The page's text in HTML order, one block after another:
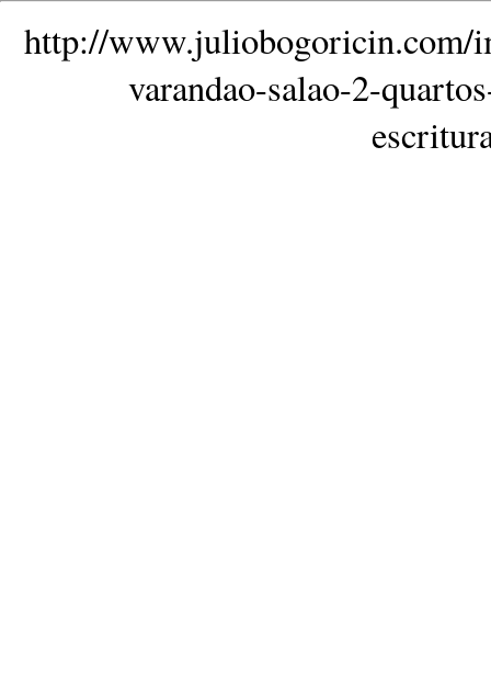
http://www.juliobogoricin.com/
varandao-salao-2-